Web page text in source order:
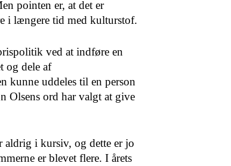
pointen er, at det er
i længere tid med kul­turstof.
ved at indføre en
og dele af
kunne uddeles til en person
Olsens ord har valgt at give
aldrig i kursiv, og dette er jo
er blevet flere. I årets